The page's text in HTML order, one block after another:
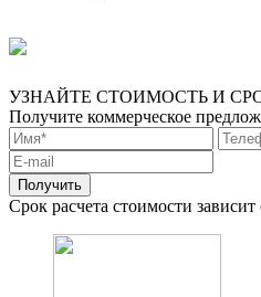
УЗНАЙТЕ СТОИМОСТЬ И
Получите коммерческое
Срок расчета стоимости